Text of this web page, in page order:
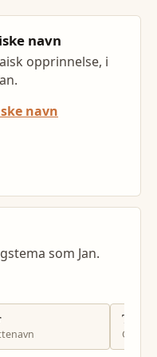
navn
opprinnelse, i
navn
som Jan.